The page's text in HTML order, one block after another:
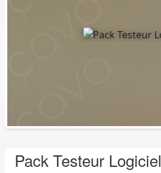
Pack Testeur Logiciel